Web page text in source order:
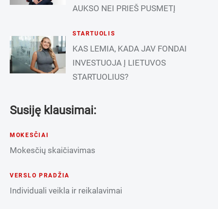
AUKSO NEI PRIEŠ PUSMETĮ
STARTUOLIS
KAS LEMIA, KADA JAV FONDAI
INVESTUOJA Į LIETUVOS
STARTUOLIUS?
Susiję klausimai:
MOKESČIAI
Mokesčių skaičiavimas
VERSLO PRADŽIA
Individuali veikla ir reikalavimai